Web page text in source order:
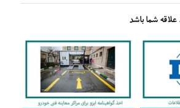
علاقه شما باشد